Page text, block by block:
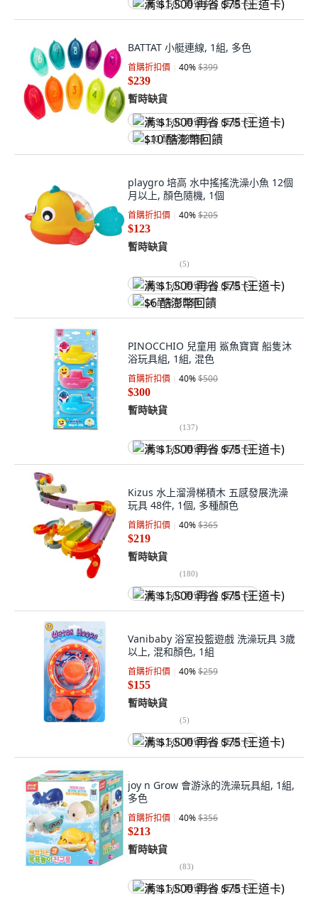
满 $1,500 再省 $75 (王道卡)
BATTAT 小艇連線, 1組, 多色
首購折扣價 40%$399
$239
暫時缺貨
满 $1,500 再省 $75 (王道卡)
$10 酷澎幣回饋
playgro 培高 水中搖搖洗澡小魚 12個
月以上, 顏色隨機, 1個
首購折扣價 40%$205
$123
暫時缺貨
(5)
满 $1,500 再省 $75 (王道卡)
$6 酷澎幣回饋
PINOCCHIO 兒童用 鯊魚寶寶 船隻沐
浴玩具組, 1組, 混色
首購折扣價 40%$500
$300
暫時缺貨
(137)
满 $1,500 再省 $75 (王道卡)
Kizus 水上溜滑梯積木 五感發展洗澡
玩具 48件, 1個, 多種顏色
首購折扣價 40%$365
$219
暫時缺貨
(180)
满 $1,500 再省 $75 (王道卡)
Vanibaby 浴室投籃遊戲 洗澡玩具 3歲
以上, 混和顏色, 1組
首購折扣價 40%$259
$155
暫時缺貨
(5)
满 $1,500 再省 $75 (王道卡)
joy n Grow 會游泳的洗澡玩具組, 1組,
多色
首購折扣價 40%$356
$213
暫時缺貨
(83)
满 $1,500 再省 $75 (王道卡)